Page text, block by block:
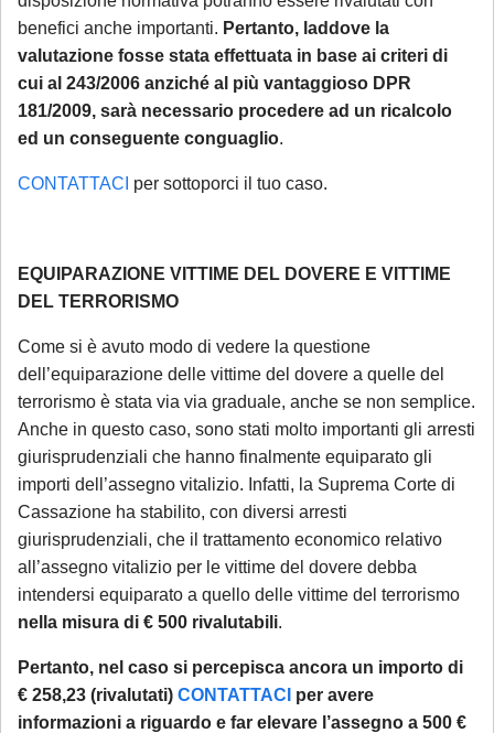
benefici anche importanti. Pertanto, laddove la
valutazione fosse stata effettuata in base ai criteri di
cui al 243/2006 anziché al più vantaggioso DPR
181/2009, sarà necessario procedere ad un ricalcolo
ed un conseguente conguaglio.
CONTATTACI per sottoporci il tuo caso.
EQUIPARAZIONE VITTIME DEL DOVERE E VITTIME
DEL TERRORISMO
Come si è avuto modo di vedere la questione
dell’equiparazione delle vittime del dovere a quelle del
terrorismo è stata via via graduale, anche se non semplice.
Anche in questo caso, sono stati molto importanti gli arresti
giurisprudenziali che hanno finalmente equiparato gli
importi dell’assegno vitalizio. Infatti, la Suprema Corte di
Cassazione ha stabilito, con diversi arresti
giurisprudenziali, che il trattamento economico relativo
all’assegno vitalizio per le vittime del dovere debba
intendersi equiparato a quello delle vittime del terrorismo
nella misura di € 500 rivalutabili.
Pertanto, nel caso si percepisca ancora un importo di
€ 258,23 (rivalutati) CONTATTACI per avere
informazioni a riguardo e far elevare l’assegno a 500 €
rinviabili) saranno prese in carico al rientro,
a partire dal 1° settembre 2026.